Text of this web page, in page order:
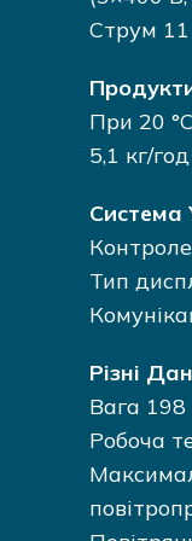
Струм
При 20
5,1 кг/год
Система
Тип
Різні
Вага 198
Робоча